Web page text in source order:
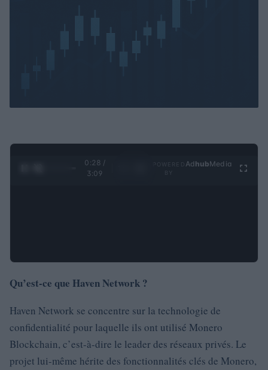
0:30 /
3:09
Ad hubMedia
Qu’est-ce que Haven Network ?
Haven Network se concentre sur la technologie de
confidentialité pour laquelle ils ont utilisé Monero
Blockchain, c’est-à-dire le leader des réseaux privés. Le
projet lui-même hérite des fonctionnalités clés de Monero,